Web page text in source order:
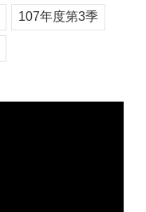
107年度第3季